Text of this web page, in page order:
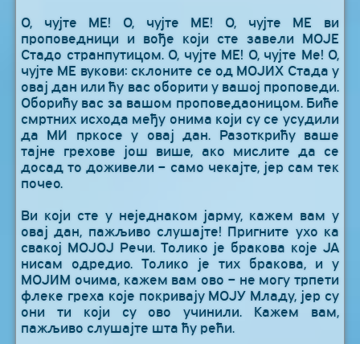
О, чујте МЕ! О, чујте МЕ! О, чујте МЕ ви
проповедници и вође који сте завели МОЈЕ
Стадо странпутицом. О, чујте МЕ! О, чујте Ме! О,
чујте МЕ вукови: склоните се од МОЈИХ Стада у
овај дан или ћу вас оборити у вашој проповеди.
Оборићу вас за вашом проповедаоницом. Биће
смртних исхода међу онима који су се усудили
да МИ пркосе у овај дан. Разоткрићу ваше
тајне грехове још више, ако мислите да се
досад то доживели – само чекајте, јер сам тек
почео.
Ви који сте у неједнаком јарму, кажем вам у
овај дан, пажљиво слушајте! Пригните ухо ка
свакој МОЈОЈ Речи. Толико је бракова које ЈА
нисам одредио. Толико је тих бракова, и у
МОЈИМ очима, кажем вам ово – не могу трпети
флеке греха које покривају МОЈУ Младу, јер су
они ти који су ово учинили. Кажем вам,
пажљиво слушајте шта ћу рећи.